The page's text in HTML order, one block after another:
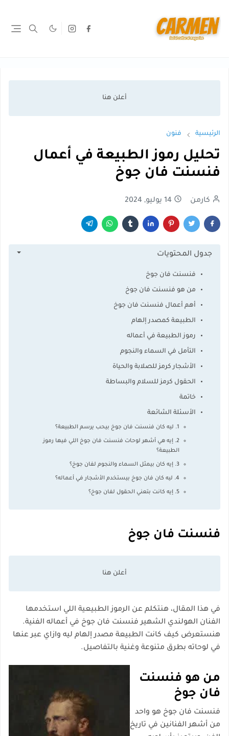
الرئيسية فنون
تحليل رموز الطبيعة في أعمال
فنسنت فان جوخ
كارمن 14 يوليو, 2024
جدول المحتويات
فنسنت فان جوخ
من هو فنسنت فان جوخ
أهم أعمال فنسنت فان جوخ
الطبيعة كمصدر إلهام
رموز الطبيعة في أعماله
التأمل في السماء والنجوم
الأشجار كرمز للصلابة والحياة
الحقول كرمز للسلام والبساطة
خاتمة
الأسئلة الشائعة
1. ليه كان فنسنت فان جوخ بيحب يرسم الطبيعة؟
2. إيه هي أشهر لوحات فنسنت فان جوخ اللي فيها رموز
الطبيعة؟
3. إيه كان بيمثل السماء والنجوم لفان جوخ؟
4. ليه كان فان جوخ بيستخدم الأشجار في أعماله؟
5. إيه كانت بتعني الحقول لفان جوخ؟
فنسنت فان جوخ
في هذا المقال، هنتكلم عن الرموز الطبيعية اللي استخدمها
الفنان الهولندي الشهيرفنسنت فان جوخ في أعماله الفنية.
هنستعرض كيف كانت الطبيعة مصدر إلهام ليه وازاي عبر عنها
في لوحاته بطرق متنوعة وغنية بالتفاصيل.
من هو فنسنت
فان جوخ
فنسنت فان جوخ هو واحد
من أشهر الفنانين في تاريخ